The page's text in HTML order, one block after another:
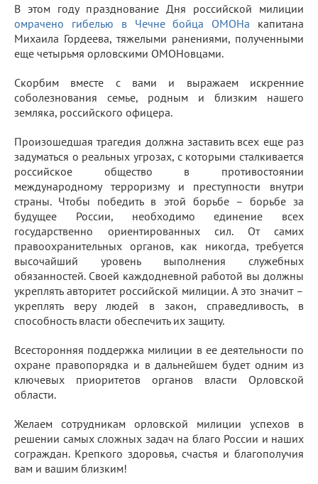
В этом году празднование Дня российской милиции
омрачено гибелью в Чечне бойца ОМОНа капитана
Михаила Гордеева, тяжелыми ранениями, полученными
еще четырьмя орловскими ОМОНовцами.
Скорбим вместе с вами и выражаем искренние
соболезнования семье, родным и близким нашего
земляка, российского офицера.
Произошедшая трагедия должна заставить всех еще раз
задуматься о реальных угрозах, с которыми сталкивается
российское общество в противостоянии
международному терроризму и преступности внутри
страны. Чтобы победить в этой борьбе – борьбе за
будущее России, необходимо единение всех
государственно ориентированных сил. От самих
правоохранительных органов, как никогда, требуется
высочайший уровень выполнения служебных
обязанностей. Своей каждодневной работой вы должны
укреплять авторитет российской милиции. А это значит –
укреплять веру людей в закон, справедливость, в
способность власти обеспечить их защиту.
Всесторонняя поддержка милиции в ее деятельности по
охране правопорядка и в дальнейшем будет одним из
ключевых приоритетов органов власти Орловской
области.
Желаем сотрудникам орловской милиции успехов в
решении самых сложных задач на благо России и наших
сограждан. Крепкого здоровья, счастья и благополучия
вам и вашим близким!